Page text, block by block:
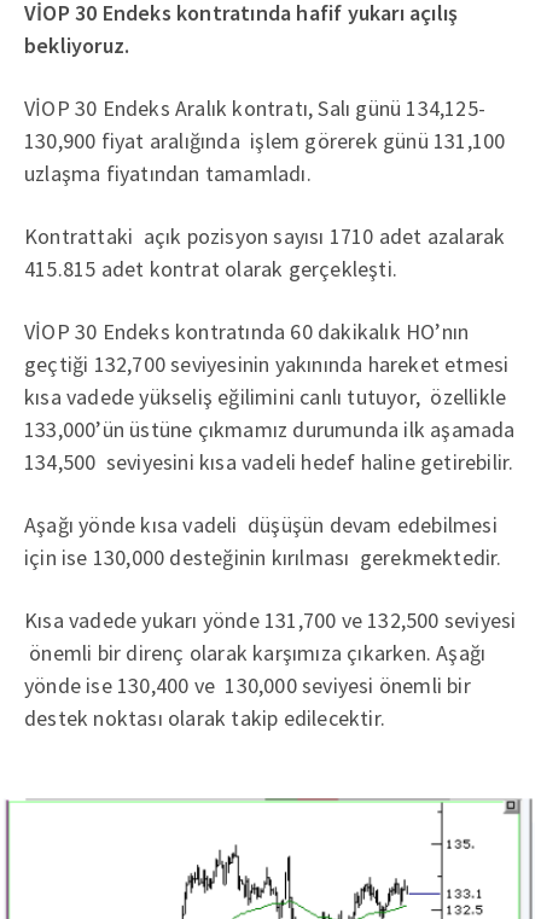
VİOP 30 Endeks kontratında hafif yukarı açılış
bekliyoruz.
VİOP 30 Endeks Aralık kontratı, Salı günü 134,125-
130,900 fiyat aralığında işlem görerek günü 131,100
uzlaşma fiyatından tamamladı.
Kontrattaki açık pozisyon sayısı 1710 adet azalarak
415.815 adet kontrat olarak gerçekleşti.
VİOP 30 Endeks kontratında 60 dakikalık HO’nın
geçtiği 132,700 seviyesinin yakınında hareket etmesi
kısa vadede yükseliş eğilimini canlı tutuyor, özellikle
133,000’ün üstüne çıkmamız durumunda ilk aşamada
134,500 seviyesini kısa vadeli hedef haline getirebilir.
Aşağı yönde kısa vadeli düşüşün devam edebilmesi
için ise 130,000 desteğinin kırılması gerekmektedir.
Kısa vadede yukarı yönde 131,700 ve 132,500 seviyesi
önemli bir direnç olarak karşımıza çıkarken. Aşağı
yönde ise 130,400 ve 130,000 seviyesi önemli bir
destek noktası olarak takip edilecektir.